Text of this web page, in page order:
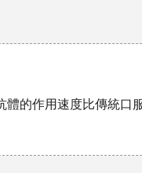
的作用速度比傳統口